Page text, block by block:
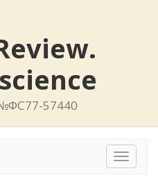
57440
Toggle